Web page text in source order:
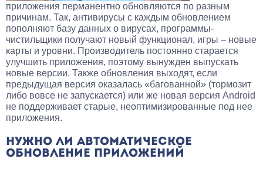
приложения перманентно обновляются по разным
причинам. Так, антивирусы с каждым обновлением
пополняют базу данных о вирусах, программы-
чистильщики получают новый функционал, игры – новые
карты и уровни. Производитель постоянно старается
улучшить приложения, поэтому вынужден выпускать
новые версии. Также обновления выходят, если
предыдущая версия оказалась «багованной» (тормозит
либо вовсе не запускается) или же новая версия Android
не поддерживает старые, неоптимизированные под нее
приложения.
НУЖНО ЛИ АВТОМАТИЧЕСКОЕ
ОБНОВЛЕНИЕ ПРИЛОЖЕНИЙ